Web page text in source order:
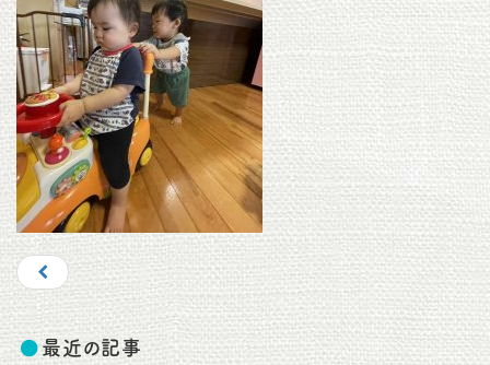
最近の記事